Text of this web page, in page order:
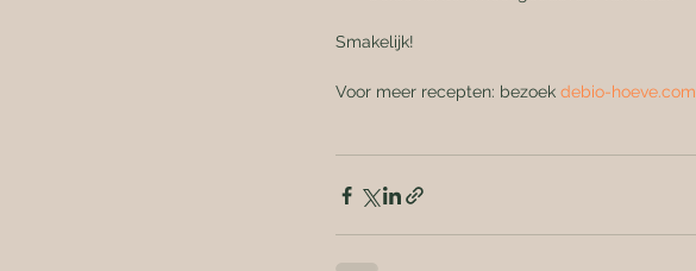
Smakelijk!
Voor meer recepten: bezoek debio-hoeve.com